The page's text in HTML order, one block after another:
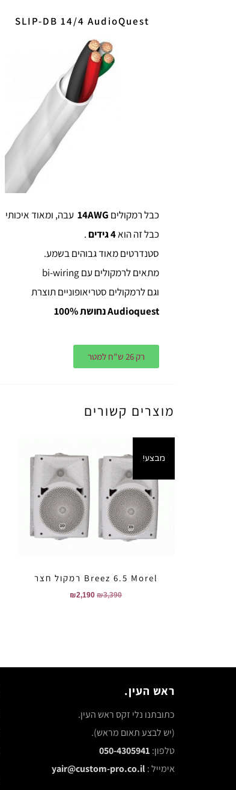
SLIP-DB 14/4 AudioQuest
כבל רמקולים
עבה, ומאוד איכותי
כבל זה הוא4 גידים
.
סטנדרטים מאוד גבוהים בשמע.
מתאים לרמקולים עם bi-wiring
וגם לרמקולים סטריאופוניים תוצרת
Audioquest נחושת 100%
רק 26 ש"ח למטר
מוצרים קשורים
מבצע!
Breez 6.5 Morel רמקול חצר
₪3,390
₪2,190
ראש העין.
כתובתנו נלי זקס ראש העין.
(יש לבצע תאום מראש).
טלפון: 050-4305941
אימייל :yair@custom-pro.co.il